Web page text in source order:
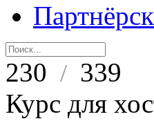
230 / 339
Курс для